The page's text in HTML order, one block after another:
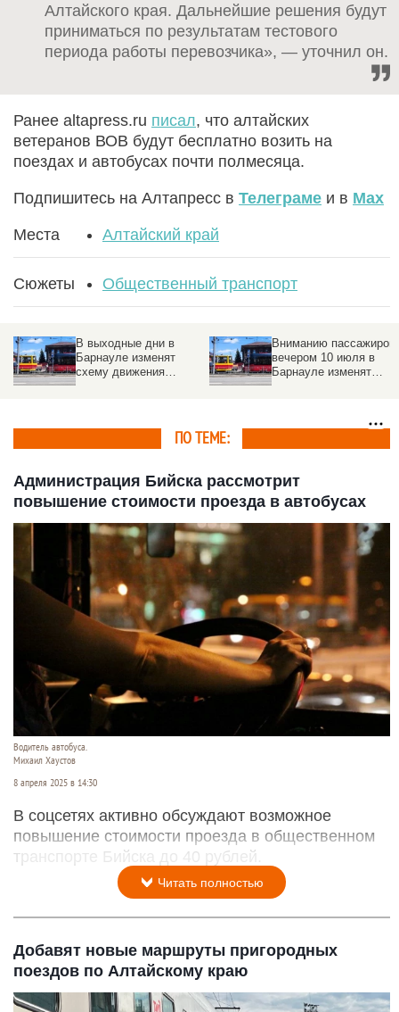
Алтайского края. Дальнейшие решения будут
приниматься по результатам тестового
периода работы перевозчика», — уточнил он.
Ранее altapress.ru писал, что алтайских
ветеранов ВОВ будут бесплатно возить на
поездах и автобусах почти полмесяца.
Подпишитесь на Алтапресс в Телеграме и в Max
Места Алтайский край
Сюжеты Общественный транспорт
В выходные дни в
Барнауле изменят
схему движения
Вниманию пассажиров:
вечером 10 июля в
Барнауле изменят
ПО ТЕМЕ:
Администрация Бийска рассмотрит
повышение стоимости проезда в автобусах
Водитель автобуса.
Михаил Хаустов
8 апреля 2025 в 14:30
В соцсетях активно обсуждают возможное
повышение стоимости проезда в общественном
транспорте Бийска до 40 рублей.
Читать полностью
Добавят новые маршруты пригородных
поездов по Алтайскому краю